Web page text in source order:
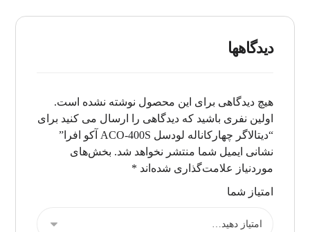
دیدگاهها
هیچ دیدگاهی برای این محصول نوشته نشده است.
اولین نفری باشید که دیدگاهی را ارسال می کنید برای
“دیتالاگر چهارکاناله لودسل ACO-400S آکو افرا”
نشانی ایمیل شما منتشر نخواهد شد. بخش‌های
موردنیاز علامت‌گذاری شده‌اند *
امتیاز شما